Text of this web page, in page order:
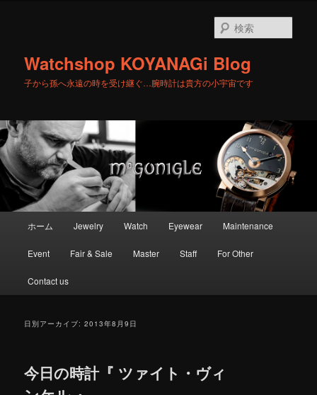
へ
移
動
移
動
Watchshop KOYANAGi Blog
子から孫へ永遠の時を受け継ぐ…腕時計は貴方の小宇宙です
索
ュ
ホーム Jewelry Watch Eyewear Maintenance
Event Fair & Sale Master Staff For Other
Contact us
日別アーカイブ:2013年8月9日
今日の時計『 ツァイト・ヴィ